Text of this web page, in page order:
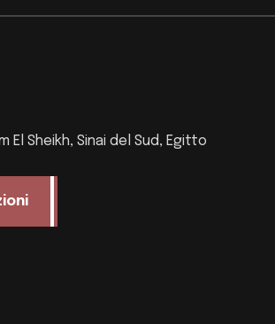
El Sheikh, Sinai del Sud, Egitto